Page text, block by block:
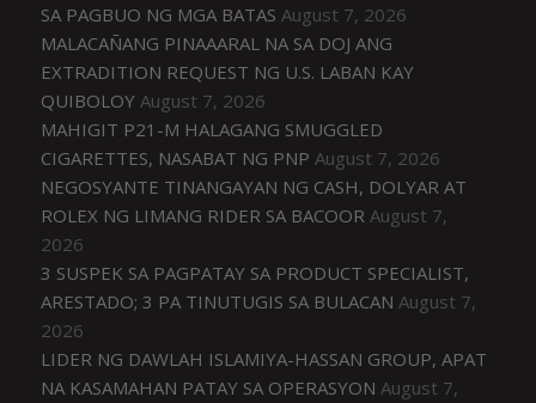
SA PAGBUO NG MGA BATAS August 7, 2026
MALACAÑANG PINAAARAL NA SA DOJ ANG
EXTRADITION REQUEST NG U.S. LABAN KAY
QUIBOLOY August 7, 2026
MAHIGIT P21-M HALAGANG SMUGGLED
CIGARETTES, NASABAT NG PNP August 7, 2026
NEGOSYANTE TINANGAYAN NG CASH, DOLYAR AT
ROLEX NG LIMANG RIDER SA BACOOR August 7,
2026
3 SUSPEK SA PAGPATAY SA PRODUCT SPECIALIST,
ARESTADO; 3 PA TINUTUGIS SA BULACAN August 7,
2026
LIDER NG DAWLAH ISLAMIYA-HASSAN GROUP, APAT
NA KASAMAHAN PATAY SA OPERASYON August 7,